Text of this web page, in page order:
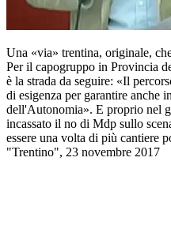
Una «via» trentina, originale,
Per il capogruppo in Provincia
è la strada da seguire: «Il
di esigenza per garantire anche
dell'Autonomia». E proprio nel
incassato il no di Mdp sullo
essere una volta di più cantiere
"Trentino", 23 novembre 2017